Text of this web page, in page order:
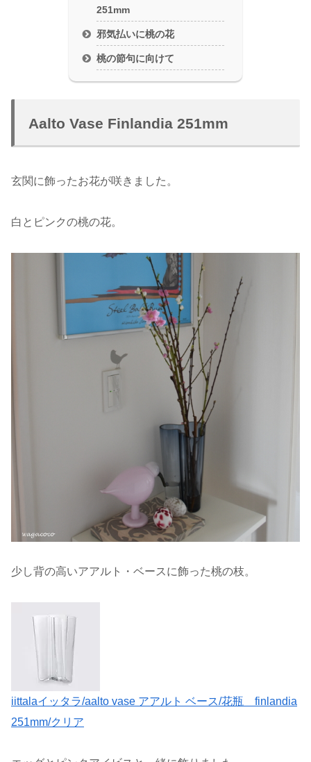
251mm
邪気払いに桃の花
桃の節句に向けて
Aalto Vase Finlandia 251mm
玄関に飾ったお花が咲きました。
白とピンクの桃の花。
少し背の高いアアルト・ベースに飾った桃の枝。
iittalaイッタラ/aalto vase アアルト ベース/花瓶 finlandia
251mm/クリア